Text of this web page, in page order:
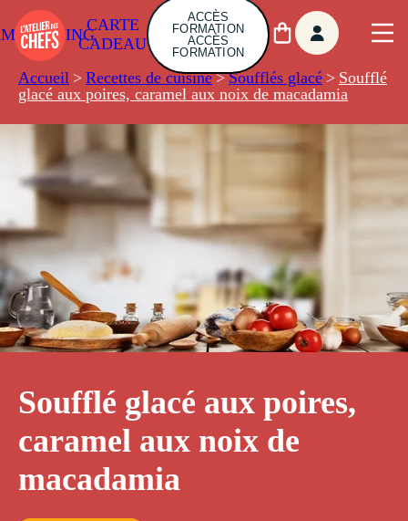
CARTE
CADEAU
ACCÈS
FORMATION
ACCÈS
FORMATION
Accueil > Recettes de cuisine > Soufflés glacé > Soufflé
glacé aux poires, caramel aux noix de macadamia
Soufflé glacé aux poires,
caramel aux noix de
macadamia